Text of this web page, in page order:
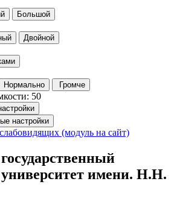
Большой
Двойной
Нормально Громче
50
настройки
(модуль на сайт)
имени. Н.Н.